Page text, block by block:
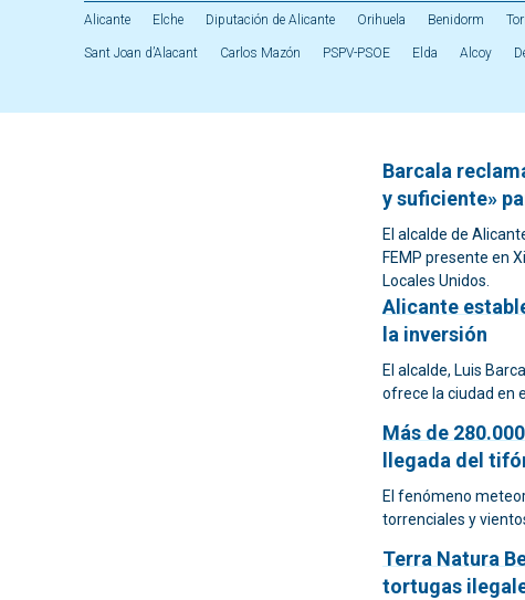
Alicante Elche Diputación de Alicante Orihuela Benidorm
Sant Joan d’Alacant Carlos Mazón PSPV-PSOE Elda Alcoy
Barcala
y suficiente»
El alcalde de
FEMP presente en
Locales Unidos.
Alicante
la inversión
El alcalde, Luis
ofrece la ciudad en
Más de
llegada del
El fenómeno
torrenciales y
Terra Natura
tortugas